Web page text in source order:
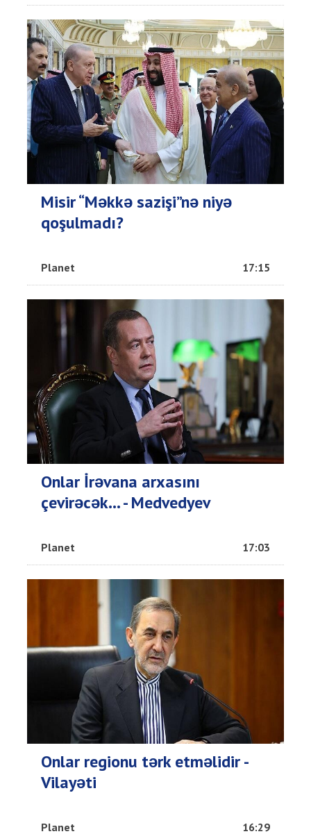
Misir “Məkkə sazişi”nə niyə
qoşulmadı?
Planet 17:15
Onlar İrəvana arxasını
çevirəcək... - Medvedyev
Planet 17:03
Onlar regionu tərk etməlidir -
Vilayəti
Planet 16:29